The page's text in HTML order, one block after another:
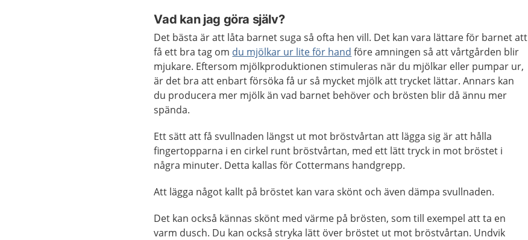
Vad kan jag göra själv?
Det bästa är att låta barnet suga så ofta hen vill. Det kan vara lättare för barnet att
få ett bra tag om du mjölkar ur lite för hand före amningen så att vårtgården blir
mjukare. Eftersom mjölkproduktionen stimuleras när du mjölkar eller pumpar ur,
är det bra att enbart försöka få ur så mycket mjölk att trycket lättar. Annars kan
du producera mer mjölk än vad barnet behöver och brösten blir då ännu mer
spända.
Ett sätt att få svullnaden längst ut mot bröstvårtan att lägga sig är att hålla
fingertopparna i en cirkel runt bröstvårtan, med ett lätt tryck in mot bröstet i
några minuter. Detta kallas för Cottermans handgrepp.
Att lägga något kallt på bröstet kan vara skönt och även dämpa svullnaden.
Det kan också kännas skönt med värme på brösten, som till exempel att ta en
varm dusch. Du kan också stryka lätt över bröstet ut mot bröstvårtan. Undvik